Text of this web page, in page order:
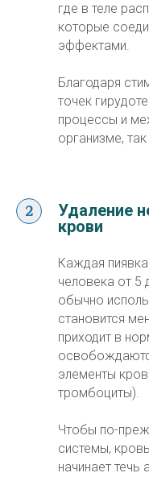
где в теле
которые
эффектами.
Благодаря
точек
процессы и
организме,
Удаление
крови
Каждая
человека от 5
обычно
становится
приходит в
элементы
тромбоциты).
Чтобы по-
системы,
начинает течь